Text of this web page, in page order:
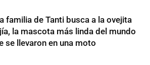
familia de Tanti busca a la ovejita
la mascota más linda del mundo
se llevaron en una moto